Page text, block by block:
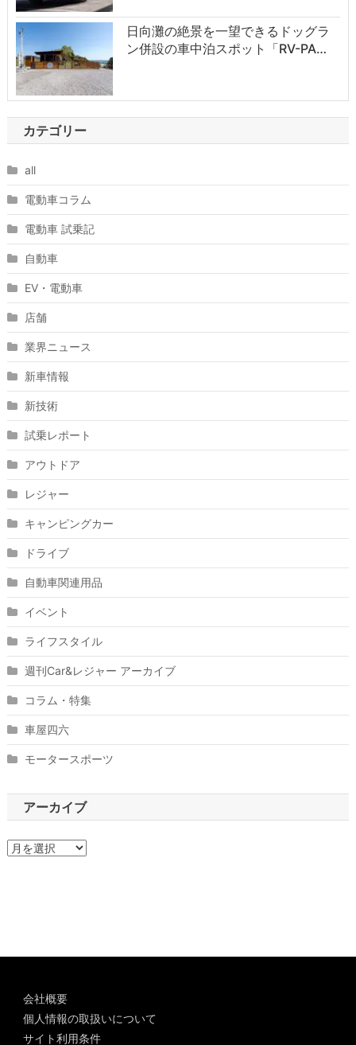
日向灘の絶景を一望できるドッグラ
ン併設の車中泊スポット「RV-PA…
カテゴリー
all
電動車コラム
電動車 試乗記
自動車
EV・電動車
店舗
業界ニュース
新車情報
新技術
試乗レポート
アウトドア
レジャー
キャンピングカー
ドライブ
自動車関連用品
イベント
ライフスタイル
週刊Car&レジャー アーカイブ
コラム・特集
車屋四六
モータースポーツ
アーカイブ
ア
会社概要
個人情報の取扱いについて
サイト利用条件